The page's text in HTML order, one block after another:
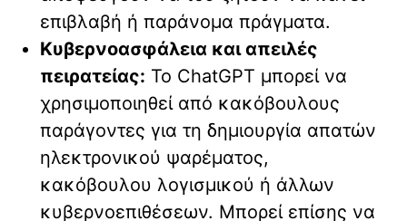
επιβλαβή ή παράνομα πράγματα.
Κυβερνοασφάλεια και απειλές
πειρατείας: Το ChatGPT μπορεί να
χρησιμοποιηθεί από κακόβουλους
παράγοντες για τη δημιουργία απατών
ηλεκτρονικού ψαρέματος,
κακόβουλου λογισμικού ή άλλων
κυβερνοεπιθέσεων. Μπορεί επίσης να